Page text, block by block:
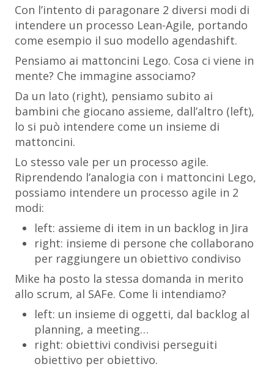
Con l’intento di paragonare 2 diversi modi di
intendere un processo Lean-Agile, portando
come esempio il suo modello agendashift.
Pensiamo ai mattoncini Lego. Cosa ci viene in
mente? Che immagine associamo?
Da un lato (right), pensiamo subito ai
bambini che giocano assieme, dall’altro (left),
lo si può intendere come un insieme di
mattoncini.
Lo stesso vale per un processo agile.
Riprendendo l’analogia con i mattoncini Lego,
possiamo intendere un processo agile in 2
modi:
left: assieme di item in un backlog in Jira
right: insieme di persone che collaborano
per raggiungere un obiettivo condiviso
Mike ha posto la stessa domanda in merito
allo scrum, al SAFe. Come li intendiamo?
left: un insieme di oggetti, dal backlog al
planning, a meeting…
right: obiettivi condivisi perseguiti
obiettivo per obiettivo.